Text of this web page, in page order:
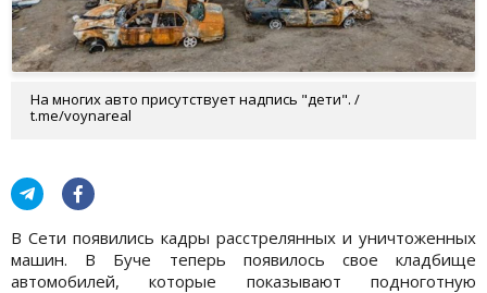
На многих авто присутствует надпись "дети". /
t.me/voynareal
В Сети появились кадры расстрелянных и уничтоженных
машин. В Буче теперь появилось свое кладбище
автомобилей, которые показывают подноготную